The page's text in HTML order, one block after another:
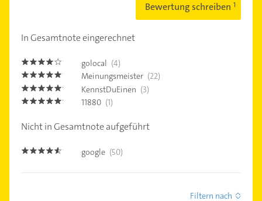
Bewertung schreiben
In Gesamtnote eingerechnet
4.0 golocal (4)
4.8 Meinungsmeister (22)
5.0 KennstDuEinen (3)
5.0 11880 (1)
Nicht in Gesamtnote aufgeführt
4.5 google (50)
Filtern nach